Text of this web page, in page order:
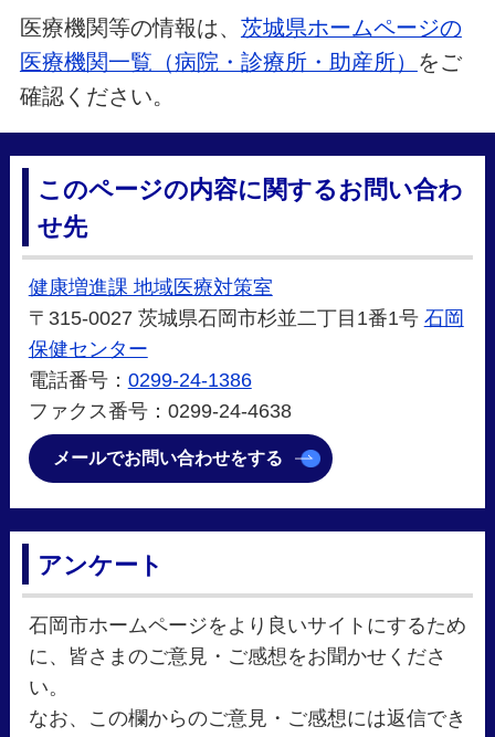
医療機関等の情報は、 茨城県ホームページの
医療機関一覧（病院・診療所・助産所） をご
確認ください。
このページの内容に関するお問い合わ
せ先
健康増進課 地域医療対策室
〒315-0027 茨城県石岡市杉並二丁目1番1号 石岡
保健センター
電話番号： 0299-24-1386
ファクス番号：0299-24-4638
メールでお問い合わせをする
アンケート
石岡市ホームページをより良いサイトにするため
に、皆さまのご意見・ご感想をお聞かせくださ
い。
なお、この欄からのご意見・ご感想には返信でき